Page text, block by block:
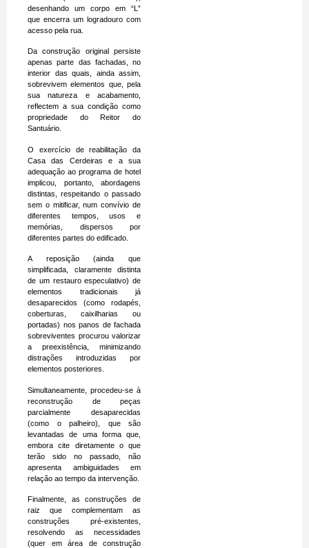
desenhando um corpo em “L”
que encerra um logradouro com
acesso pela rua.
Da construção original persiste
apenas parte das fachadas, no
interior das quais, ainda assim,
sobrevivem elementos que, pela
sua natureza e acabamento,
reflectem a sua condição como
propriedade do Reitor do
Santuário.
O exercício de reabilitação da
Casa das Cerdeiras e a sua
adequação ao programa de hotel
implicou, portanto, abordagens
distintas, respeitando o passado
sem o mitificar, num convívio de
diferentes tempos, usos e
memórias, dispersos por
diferentes partes do edificado.
A reposição (ainda que
simplificada, claramente distinta
de um restauro especulativo) de
elementos tradicionais já
desaparecidos (como rodapés,
coberturas, caixilharias ou
portadas) nos panos de fachada
sobreviventes procurou valorizar
a preexistência, minimizando
distrações introduzidas por
elementos posteriores.
Simultaneamente, procedeu-se à
reconstrução de peças
parcialmente desaparecidas
(como o palheiro), que são
levantadas de uma forma que,
embora cite diretamente o que
terão sido no passado, não
apresenta ambiguidades em
relação ao tempo da intervenção.
Finalmente, as construções de
raiz que complementam as
construções pré-existentes,
resolvendo as necessidades
(quer em área de construção